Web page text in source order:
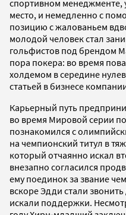
спортивном менеджменте,
место, и немедленно с
позицию с жалованьем
молодой человек стал
гольфистов под брендом
пора покера: во время
холдемом в середине
статьей в бизнесе
Карьерный путь
во время Мировой серии
познакомился с
на чемпионский титул в
который отчаянно искал
внезапно согласился
ему поединок за звание
вскоре Эдди стали
искали поддержки.